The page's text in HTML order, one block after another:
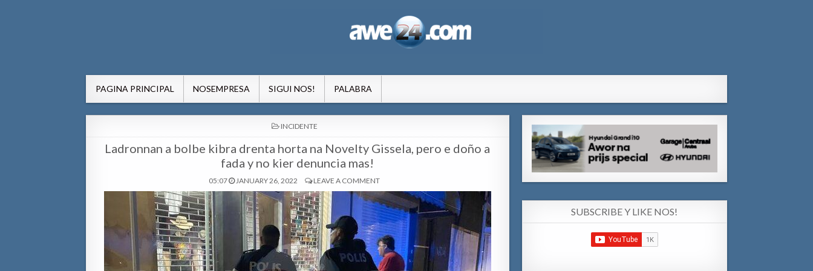
PAGINA PRINCIPAL NOSEMPRESA SIGUI NOS! PALABRA
POSTED
IN
INCIDENTE
Ladronnan a bolbe kibra drenta horta na Novelty Gissela, pero e doño a
fada y no kier denuncia mas!
05:07 JANUARY 26, 2022 LEAVE A COMMENT
SUBSCRIBE Y LIKE NOS!